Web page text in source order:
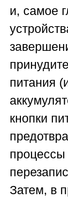
и, самое
питания
кнопки
процессы
Затем, в